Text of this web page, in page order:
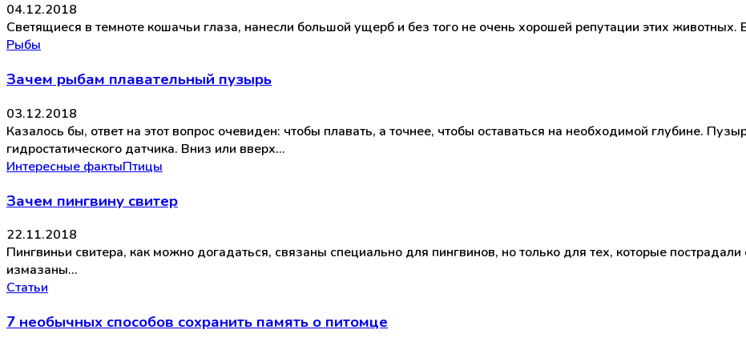
04.12.2018
Светящиеся в темноте кошачьи глаза, нанесли большой ущерб и без того не очень хорошей репутации этих
Рыбы
Зачем рыбам плавательный пузырь
03.12.2018
Казалось бы, ответ на этот вопрос очевиден: чтобы плавать, а точнее, чтобы оставаться на необходимой глубине.
гидростатического датчика. Вниз или вверх…
Интересные фактыПтицы
Зачем пингвину свитер
22.11.2018
Пингвиньи свитера, как можно догадаться, связаны специально для пингвинов, но только для тех, которые
измазаны…
Статьи
7 необычных способов сохранить память о питомце